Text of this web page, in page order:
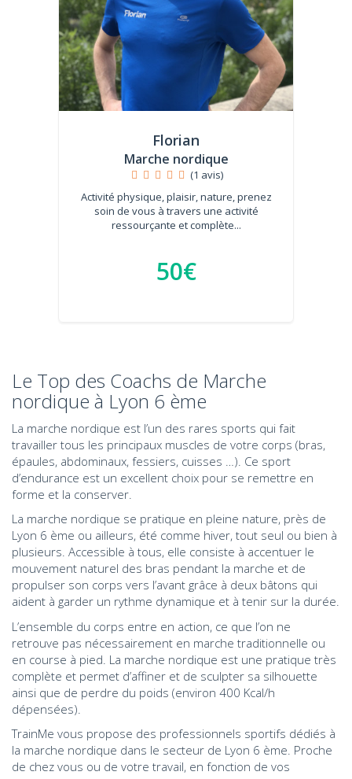
Florian
Marche nordique
(1 avis)
Activité physique, plaisir, nature, prenez
soin de vous à travers une activité
ressourçante et complète...
50€
Le Top des Coachs de Marche
nordique à Lyon 6 ème
La marche nordique est l’un des rares sports qui fait
travailler tous les principaux muscles de votre corps (bras,
épaules, abdominaux, fessiers, cuisses …). Ce sport
d’endurance est un excellent choix pour se remettre en
forme et la conserver.
La marche nordique se pratique en pleine nature, près de
Lyon 6 ème ou ailleurs, été comme hiver, tout seul ou bien à
plusieurs. Accessible à tous, elle consiste à accentuer le
mouvement naturel des bras pendant la marche et de
propulser son corps vers l’avant grâce à deux bâtons qui
aident à garder un rythme dynamique et à tenir sur la durée.
L’ensemble du corps entre en action, ce que l’on ne
retrouve pas nécessairement en marche traditionnelle ou
en course à pied. La marche nordique est une pratique très
complète et permet d’affiner et de sculpter sa silhouette
ainsi que de perdre du poids (environ 400 Kcal/h
dépensées).
TrainMe vous propose des professionnels sportifs dédiés à
la marche nordique dans le secteur de Lyon 6 ème. Proche
de chez vous ou de votre travail, en fonction de vos